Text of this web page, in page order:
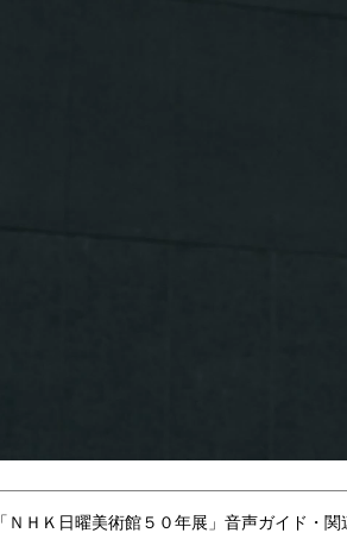
「ＮＨＫ日曜美術館５０年展」音声ガイド・